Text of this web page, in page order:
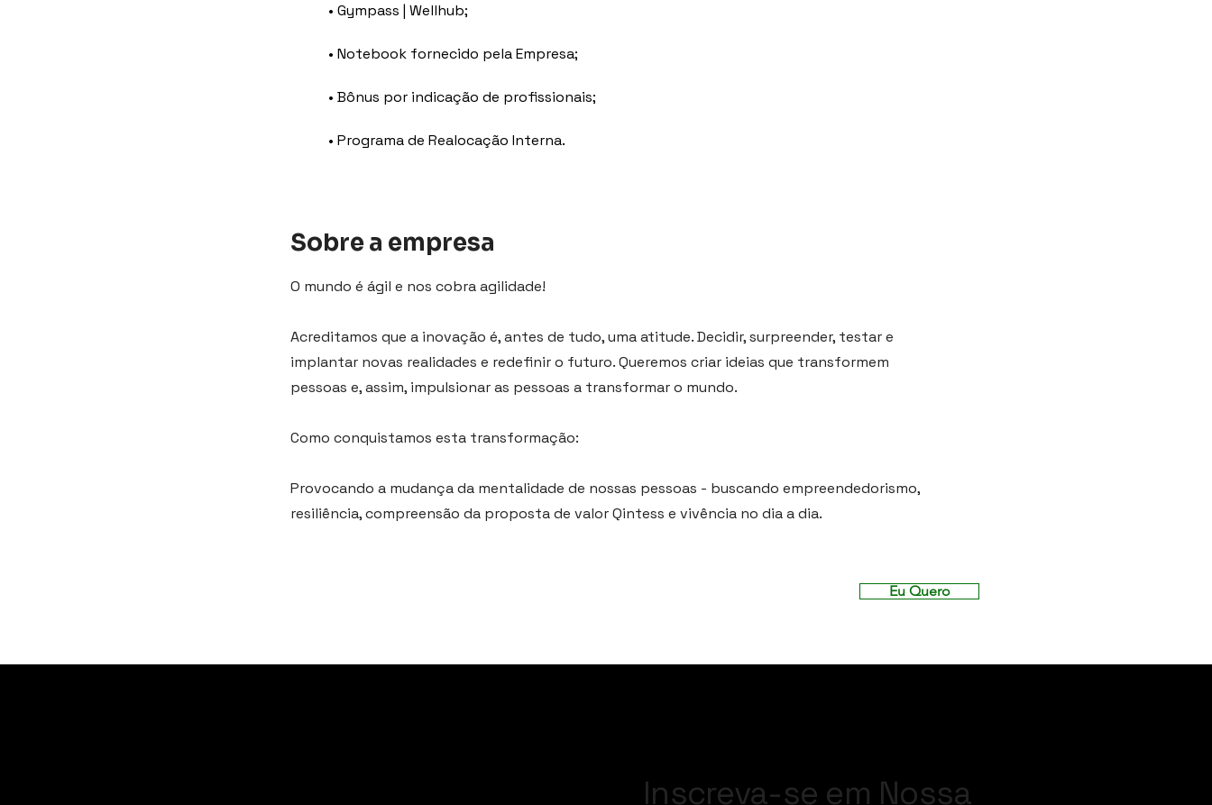
• Gympass | Wellhub;
• Notebook fornecido pela Empresa;
• Bônus por indicação de profissionais;
• Programa de Realocação Interna.
Sobre a empresa
O mundo é ágil e nos cobra agilidade!
Acreditamos que a inovação é, antes de tudo, uma atitude. Decidir, surpreender, testar e
implantar novas realidades e redefinir o futuro. Queremos criar ideias que transformem
pessoas e, assim, impulsionar as pessoas a transformar o mundo.
Como conquistamos esta transformação:
Provocando a mudança da mentalidade de nossas pessoas - buscando empreendedorismo,
resiliência, compreensão da proposta de valor Qintess e vivência no dia a dia.
Eu Quero
Inscreva-se em Nossa